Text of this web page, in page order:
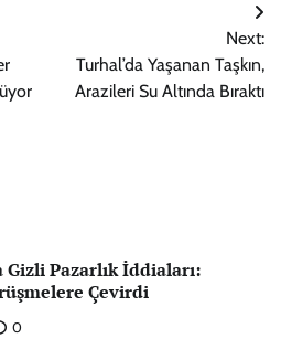
Next:
Turhal’da Yaşanan Taşkın,
Arazileri Su Altında Bıraktı
Pazarlık İddiaları:
Çevirdi
0